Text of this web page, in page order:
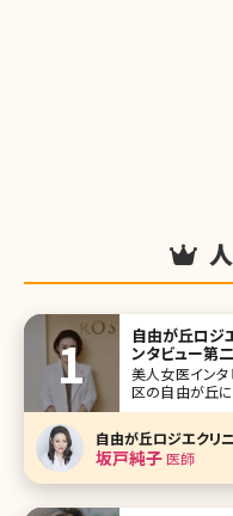
自由が丘ロジ
ンタビュー第
美人女医インタ
区の自由が丘
院長です。 大
したという珍し
いを語ってくれ
ワークライフバラ
自由が丘ロジエクリ
坂戸純子医師